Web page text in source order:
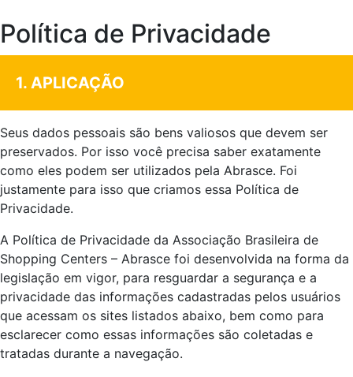
Política de Privacidade
1. APLICAÇÃO
Seus dados pessoais são bens valiosos que devem ser
preservados. Por isso você precisa saber exatamente
como eles podem ser utilizados pela Abrasce. Foi
justamente para isso que criamos essa Política de
Privacidade.
A Política de Privacidade da Associação Brasileira de
Shopping Centers – Abrasce foi desenvolvida na forma da
legislação em vigor, para resguardar a segurança e a
privacidade das informações cadastradas pelos usuários
que acessam os sites listados abaixo, bem como para
esclarecer como essas informações são coletadas e
tratadas durante a navegação.